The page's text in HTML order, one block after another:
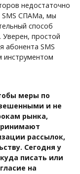
недостаточно
SMS СПАМа, мы
способ
простой
абонента SMS
инструментом
меры по
и не
рынка,
рассылок,
Сегодня у
писать или
на